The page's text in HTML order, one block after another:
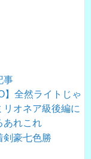
事
】全然ライトじゃ
リオネア級後編に
あれこれ
剣豪七色勝